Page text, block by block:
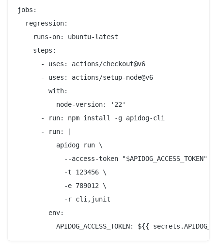
jobs:
  regression:
    runs-on: ubuntu-latest
    steps:
      - uses: actions/checkout@v6
      - uses: actions/setup-node@v6
        with:
          node-version: '22'
      - run: npm install -g apidog-cli
      - run: |
          apidog run \
            --access-token "$APIDOG_ACCESS_TOKEN" \
            -t 123456 \
            -e 789012 \
            -r cli,junit
        env: